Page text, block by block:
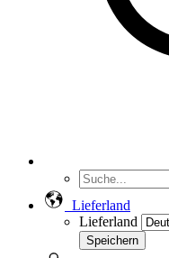
Lieferland
Lieferland